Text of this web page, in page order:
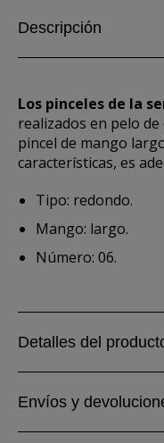
Descripción
Los pinceles de la
realizados en pelo
pincel de mango
características, es
Tipo: redondo.
Mango: largo.
Número: 06.
Detalles del
Envíos y